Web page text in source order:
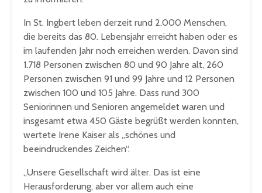
In St. Ingbert leben derzeit rund 2.000 Menschen,
die bereits das 80. Lebensjahr erreicht haben oder es
im laufenden Jahr noch erreichen werden. Davon sind
1.718 Personen zwischen 80 und 90 Jahre alt, 260
Personen zwischen 91 und 99 Jahre und 12 Personen
zwischen 100 und 105 Jahre. Dass rund 300
Seniorinnen und Senioren angemeldet waren und
insgesamt etwa 450 Gäste begrüßt werden konnten,
wertete Irene Kaiser als „schönes und
beeindruckendes Zeichen“.
„Unsere Gesellschaft wird älter. Das ist eine
Herausforderung, aber vor allem auch eine